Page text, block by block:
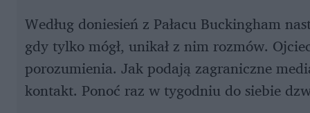
Według doniesień z Pałacu Buckingham
gdy tylko mógł, unikał z nim rozmów.
porozumienia. Jak podają zagraniczne
kontakt. Ponoć raz w tygodniu do siebie